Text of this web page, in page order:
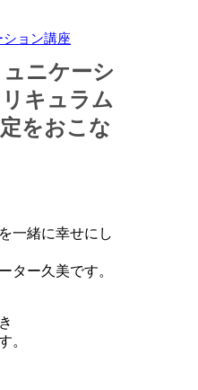
ョン講座
ニケーシ
キュラム
をおこな
一緒に幸せにし
ター久美です。
。